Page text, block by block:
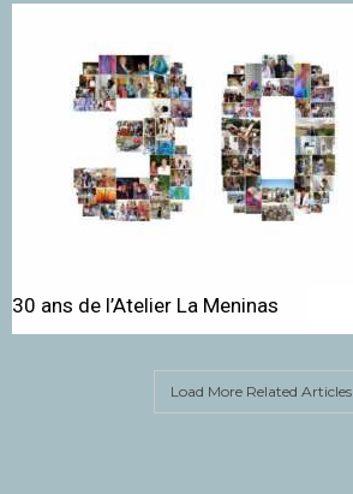
30 ans de l’Atelier La Meninas
Load More Related Articles